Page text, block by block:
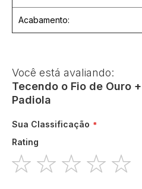
Acabamento:
Você está avaliando:
Tecendo o Fio de Ouro
Padiola
Sua Classificação
Rating